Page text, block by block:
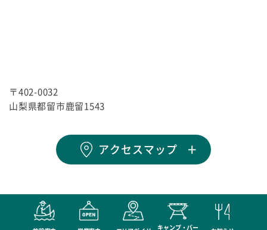
〒402-0032
山梨県都留市鹿留1543
アクセスマップ
キャンプ・バー